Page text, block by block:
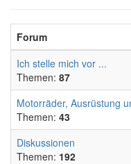
Forum
Ich stelle mich vor ...
Themen: 87
Motorräder, Ausrüstung
Themen: 43
Diskussionen
Themen: 192